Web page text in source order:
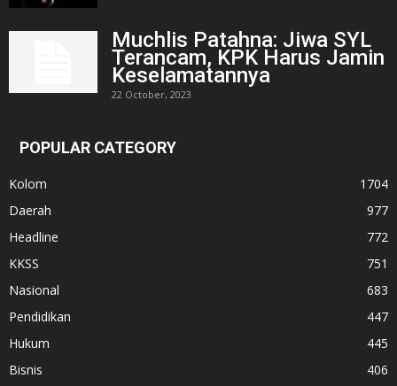
Muchlis Patahna: Jiwa SYL
Terancam, KPK Harus Jamin
Keselamatannya
22 October, 2023
POPULAR CATEGORY
Kolom
1704
Daerah
977
Headline
772
KKSS
751
Nasional
683
Pendidikan
447
Hukum
445
Bisnis
406